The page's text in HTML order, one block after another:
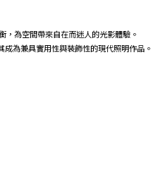
為空間帶來自在而迷人的光影體驗。
為兼具實用性與裝飾性的現代照明作品。